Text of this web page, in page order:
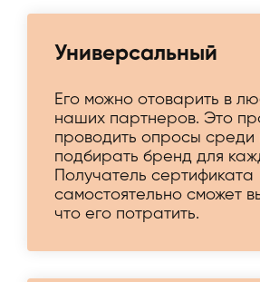
Универсальный
Его можно отоварить в
наших партнеров. Это проще, чем
проводить опросы среди
подбирать бренд для
Получатель сертификата
самостоятельно сможет
что его потратить.